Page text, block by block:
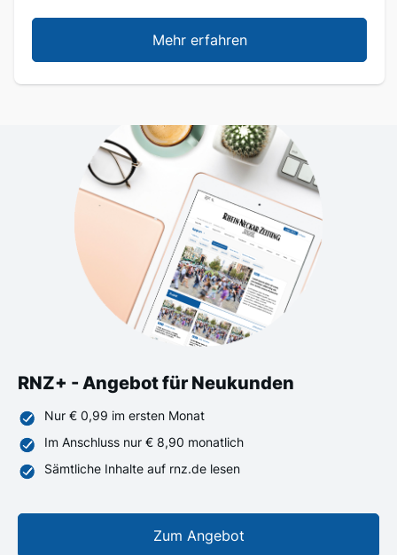
Mehr erfahren
RNZ+ - Angebot für Neukunden
Nur € 0,99 im ersten Monat
Im Anschluss nur € 8,90 monatlich
Sämtliche Inhalte auf rnz.de lesen
Zum Angebot